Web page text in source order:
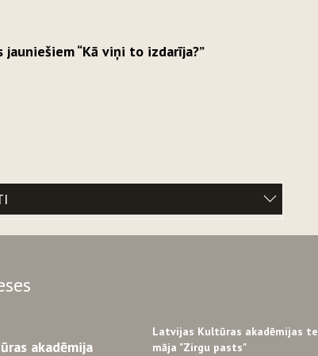
jauniešiem “Kā viņi to izdarīja?”
akadēmija
Latvijas Kultūras akadēmijas
māja "Zirgu pasts"